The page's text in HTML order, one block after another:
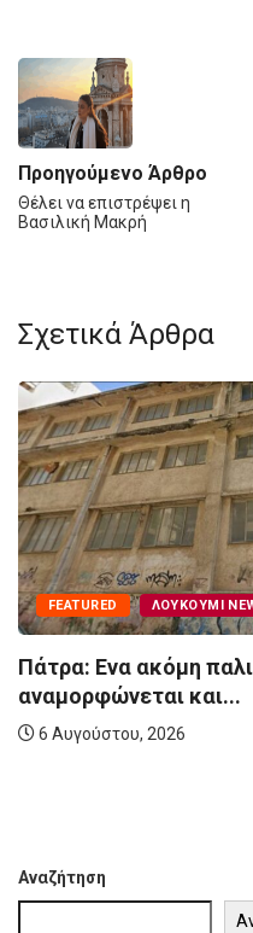
Προηγούμενο Άρθρο
Θέλει να επιστρέψει η
Βασιλική Μακρή
Σχετικά Άρθρα
FEATURED ΛΟΥΚΟΎΜΙ
Πάτρα: Ενα ακόμη
αναμορφώνεται και...
6 Αυγούστου, 2026
Αναζήτηση